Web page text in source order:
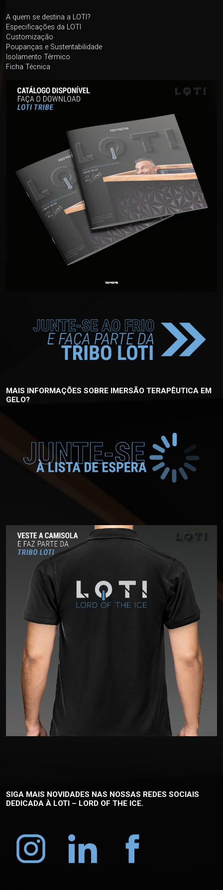
A quem se destina a LOTI?
Especificações da LOTI
Customização
Poupanças e Sustentabilidade
Isolamento Térmico
Ficha Técnica
MAIS INFORMAÇÕES SOBRE IMERSÃO TERAPÊUTICA EM
GELO?
SIGA MAIS NOVIDADES NAS NOSSAS REDES SOCIAIS
DEDICADA À LOTI – LORD OF THE ICE.